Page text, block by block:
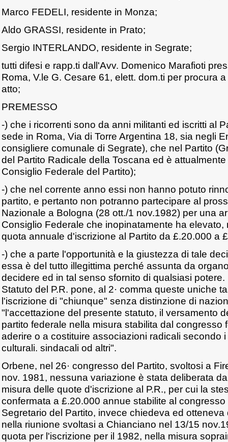
Marco FEDELI, residente in Monza;
Aldo GRASSI, residente in Prato;
Sergio INTERLANDO, residente in Segrate;
tutti difesi e rapp.ti dall'Avv. Domenico Marafioti
Roma, V.le G. Cesare 61, elett. dom.ti per procura
atto;
PREMESSO
-) che i ricorrenti sono da anni militanti ed iscritti al
sede in Roma, Via di Torre Argentina 18, sia negli
consigliere comunale di Segrate), che nel Partito
del Partito Radicale della Toscana ed è
Consiglio Federale del Partito);
-) che nel corrente anno essi non hanno potuto
partito, e pertanto non potranno partecipare al
Nazionale a Bologna (28 ott./1 nov.1982) per una
Consiglio Federale che inopinatamente ha elevato,
quota annuale d'iscrizione al Partito da £.20.000 a
-) che a parte l'opportunità e la giustezza di tale
essa è del tutto illegittima perché assunta da
decidere ed in tal senso sfornito di qualsiasi potere.
Statuto del P.R. pone, al 2· comma queste uniche
l'iscrizione di "chiunque" senza distinzione di
"l'accettazione del presente statuto, il versamento
partito federale nella misura stabilita dal congresso
aderire o a costituire associazioni radicali secondo
culturali. sindacali od altri".
Orbene, nel 26· congresso del Partito, svoltosi a
nov. 1981, nessuna variazione è stata deliberata
misura delle quote d'iscrizione al P.R., per cui la
confermata a £.20.000 annue stabilite al
Segretario del Partito, invece chiedeva ed
nella riunione svoltasi a Chianciano nel 13/15
quota per l'iscrizione per il 1982, nella misura